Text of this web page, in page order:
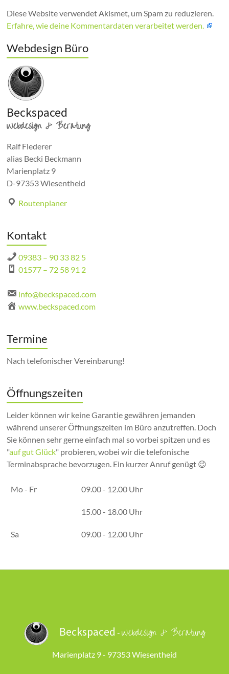
Diese Website verwendet Akismet, um Spam zu reduzieren.
Erfahre, wie deine Kommentardaten verarbeitet werden.
Webdesign Büro
Beckspaced
Webdesign & Beratung
Ralf Flederer
alias Becki Beckmann
Marienplatz 9
D-97353 Wiesentheid
Routenplaner
Kontakt
09383 – 90 33 82 5
01577 – 72 58 91 2
info@beckspaced.com
www.beckspaced.com
Termine
Nach telefonischer Vereinbarung!
Öffnungszeiten
Leider können wir keine Garantie gewähren jemanden
während unserer Öffnungszeiten im Büro anzutreffen. Doch
Sie können sehr gerne einfach mal so vorbei spitzen und es
"auf gut Glück" probieren, wobei wir die telefonische
Terminabsprache bevorzugen. Ein kurzer Anruf genügt 😉
Mo - Fr 09.00 - 12.00 Uhr
15.00 - 18.00 Uhr
Sa 09.00 - 12.00 Uhr
Beckspaced -Webdesign & Beratung
Marienplatz 9 - 97353 Wiesentheid